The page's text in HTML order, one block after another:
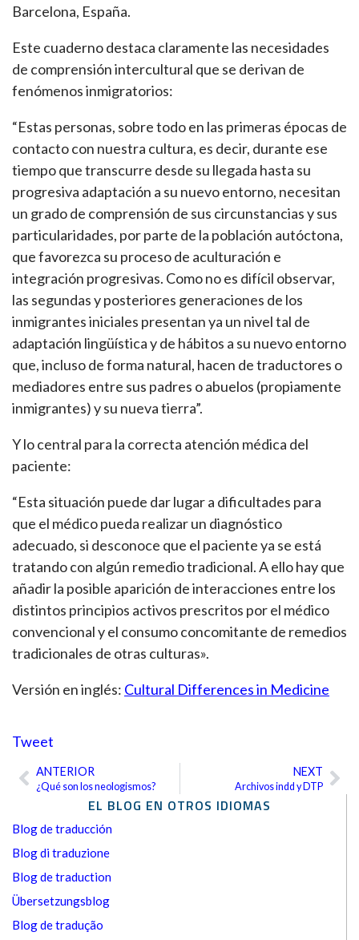
EL BLOG EN OTROS IDIOMAS
Blog de traducción
Blog di traduzione
Blog de traduction
Übersetzungsblog
Blog de tradução
Barcelona, España.
Este cuaderno destaca claramente las necesidades
de comprensión intercultural que se derivan de
fenómenos inmigratorios:
“Estas personas, sobre todo en las primeras épocas de
contacto con nuestra cultura, es decir, durante ese
tiempo que transcurre desde su llegada hasta su
progresiva adaptación a su nuevo entorno, necesitan
un grado de comprensión de sus circunstancias y sus
particularidades, por parte de la población autóctona,
que favorezca su proceso de aculturación e
integración progresivas. Como no es difícil observar,
las segundas y posteriores generaciones de los
inmigrantes iniciales presentan ya un nivel tal de
adaptación lingüística y de hábitos a su nuevo entorno
que, incluso de forma natural, hacen de traductores o
mediadores entre sus padres o abuelos (propiamente
inmigrantes) y su nueva tierra”.
Y lo central para la correcta atención médica del
paciente:
“Esta situación puede dar lugar a dificultades para
que el médico pueda realizar un diagnóstico
adecuado, si desconoce que el paciente ya se está
tratando con algún remedio tradicional. A ello hay que
añadir la posible aparición de interacciones entre los
distintos principios activos prescritos por el médico
convencional y el consumo concomitante de remedios
tradicionales de otras culturas».
Versión en inglés: Cultural Differences in Medicine
Tweet
AntANTERIOR
¿Qué son los neologismos?
NEXT
Archivos indd y DTP